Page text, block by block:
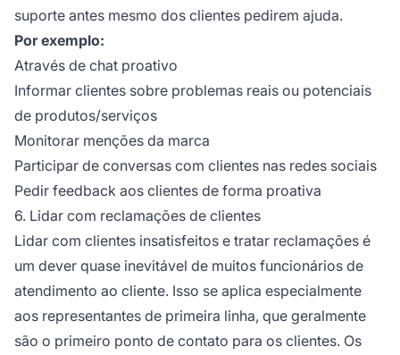
suporte antes mesmo dos clientes pedirem ajuda.
Por exemplo:
Através de chat proativo
Informar clientes sobre problemas reais ou potenciais
de produtos/serviços
Monitorar menções da marca
Participar de conversas com clientes nas redes sociais
Pedir feedback aos clientes de forma proativa
6. Lidar com reclamações de clientes
Lidar com clientes insatisfeitos e tratar reclamações é
um dever quase inevitável de muitos funcionários de
atendimento ao cliente. Isso se aplica especialmente
aos representantes de primeira linha, que geralmente
são o primeiro ponto de contato para os clientes. Os